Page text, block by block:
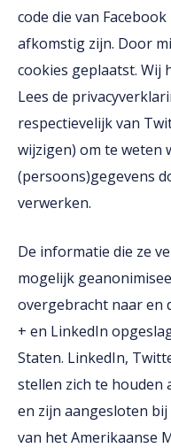
code die van
afkomstig zijn. Door
cookies geplaatst. Wij
Lees de
respectievelijk van
wijzigen) om te weten
(persoons)gegevens
verwerken.
De informatie die ze
mogelijk
overgebracht naar en
+ en LinkedIn
Staten. LinkedIn,
stellen zich te houden
en zijn aangesloten
van het Amerikaanse